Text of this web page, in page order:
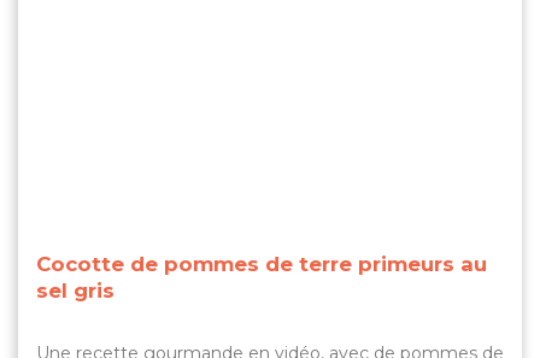
Cocotte de pommes de terre primeurs au
sel gris
Une recette gourmande en vidéo, avec de pommes de